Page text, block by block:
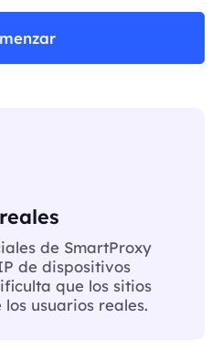
de SmartProxy
de dispositivos
que los sitios
usuarios reales.